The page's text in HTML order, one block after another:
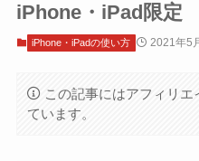
iPhone・iPad限定
iPhone・iPadの使い方 2021年5
この記事にはアフィリ
ています。